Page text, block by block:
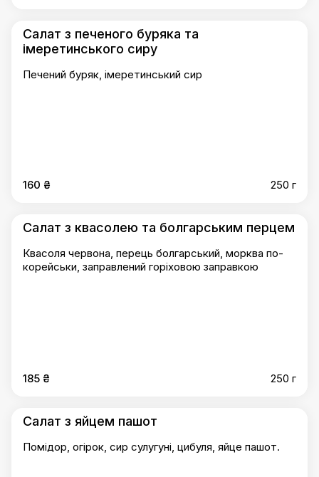
Салат з печеного буряка та
імеретинського сиру
Печений буряк, імеретинський сир
160 ₴ 250 г
Салат з квасолею та болгарським перцем
Квасоля червона, перець болгарський, морква по-
корейськи, заправлений горіховою заправкою
185 ₴ 250 г
Салат з яйцем пашот
Помідор, огірок, сир сулугуні, цибуля, яйце пашот.